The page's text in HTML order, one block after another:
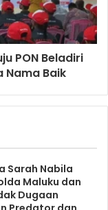
PON Beladiri
Nama Baik
Sarah Nabila
Maluku dan
Dugaan